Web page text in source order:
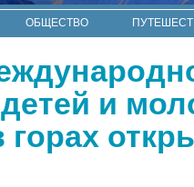
ОБЩЕСТВО
детей и
горах